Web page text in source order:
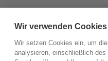
Wir verwenden Cookies
Wir setzen Cookies ein, um
analysieren, einschließlich